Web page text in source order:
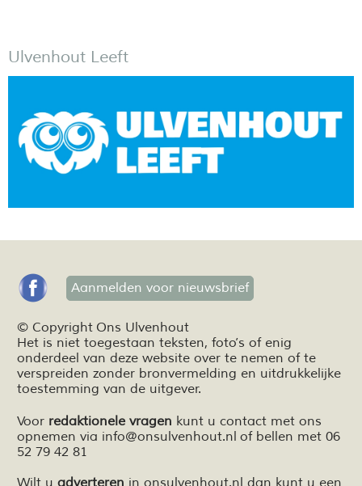
Ulvenhout Leeft
Aanmelden voor nieuwsbrief
© Copyright Ons Ulvenhout
Het is niet toegestaan teksten, foto’s of enig
onderdeel van deze website over te nemen of te
verspreiden zonder bronvermelding en uitdrukkelijke
toestemming van de uitgever.
Voor redaktionele vragen kunt u contact met ons
opnemen via info@onsulvenhout.nl of bellen met 06
52 79 42 81